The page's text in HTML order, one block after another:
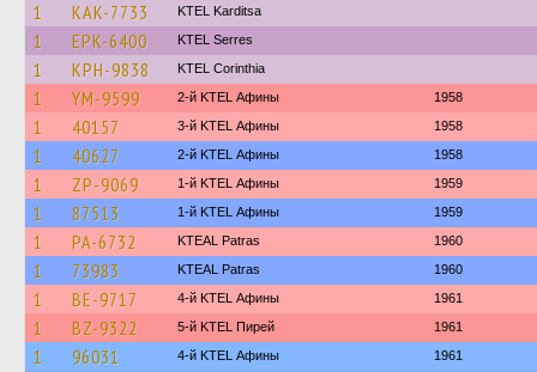
1 KAK-7733 ΚΤΕL Karditsa
1 EPK-6400 KTEL Serres
1 KPH-9838 KTEL Corinthia
1 YM-9599 2-й KTEL Афины 1958
1 40157 3-й KTEL Афины 1958
1 40627 2-й KTEL Афины 1958
1 ZP-9069 1-й KTEL Афины 1959
1 87513 1-й KTEL Афины 1959
1 PA-6732 KTEAL Patras 1960
1 73983 KTEAL Patras 1960
1 BE-9717 4-й KTEL Афины 1961
1 BZ-9322 5-й KTEL Пирей 1961
1 96031 4-й KTEL Афины 1961